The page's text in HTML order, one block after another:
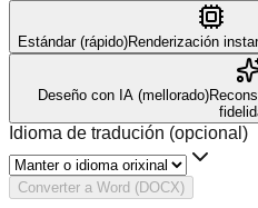
Estándar (rápido)Renderización
Deseño con IA (mellorado)
Idioma de tradución (opcional)
Converter a Word (DOCX)